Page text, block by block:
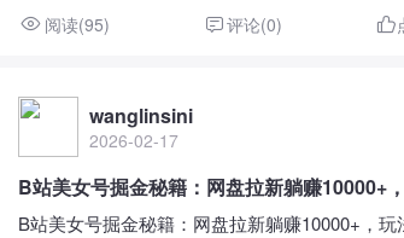
阅读(95) 评论(0)
wanglinsini
2026-02-17
B站美女号掘金秘籍：网盘拉新躺赚10000+
B站美女号掘金秘籍：网盘拉新躺赚10000+，